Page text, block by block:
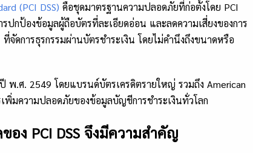
(PCI DSS) คือชุดมาตรฐานความปลอดภัยที่ก่อตั้งโดย PCI
ปกป้องข้อมูลผู้ถือบัตรที่ละเอียดอ่อน และลดความเสี่ยงของการ
จัดการธุรกรรมผ่านบัตรชำระเงิน โดยไม่คำนึงถึงขนาดหรือ
พ.ศ. 2549 โดยแบรนด์บัตรเครดิตรายใหญ่ รวมถึง American
พิ่มความปลอดภัยของข้อมูลบัญชีการชำระเงินทั่วโลก
ง PCI DSS จึงมีความสำคัญ